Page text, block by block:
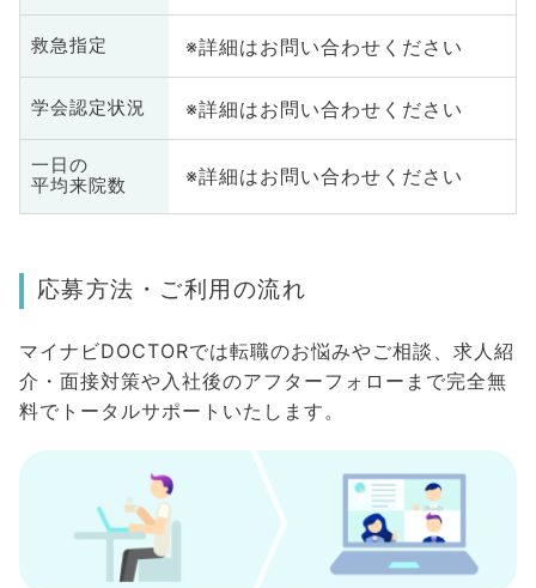
救急指定 ※詳細はお問い合わせください
学会認定状況 ※詳細はお問い合わせください
一日の
平均来院数
※詳細はお問い合わせください
応募方法・ご利用の流れ
マイナビDOCTORでは転職のお悩みやご相談、求人紹
介・面接対策や入社後のアフターフォローまで完全無
料でトータルサポートいたします。